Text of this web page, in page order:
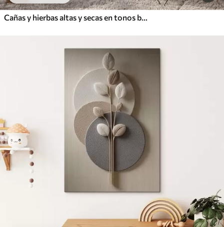
Cañas y hierbas altas y secas en tonos beige y marrón apagados